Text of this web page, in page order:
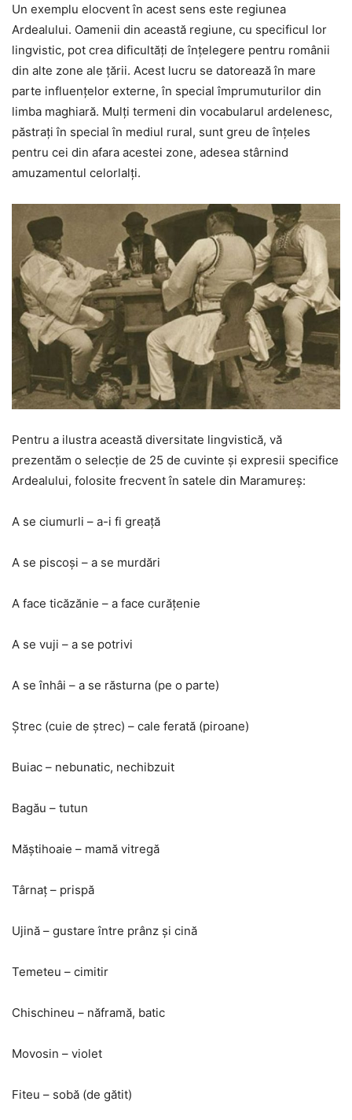
Un exemplu elocvent în acest sens este regiunea
Ardealului. Oamenii din această regiune, cu specificul lor
lingvistic, pot crea dificultăți de înțelegere pentru românii
din alte zone ale țării. Acest lucru se datorează în mare
parte influențelor externe, în special împrumuturilor din
limba maghiară. Mulți termeni din vocabularul ardelenesc,
păstrați în special în mediul rural, sunt greu de înțeles
pentru cei din afara acestei zone, adesea stârnind
amuzamentul celorlalți.
Pentru a ilustra această diversitate lingvistică, vă
prezentăm o selecție de 25 de cuvinte și expresii specifice
Ardealului, folosite frecvent în satele din Maramureș:
A se ciumurli – a-i fi greaţă
A se piscoşi – a se murdări
A face ticăzănie – a face curăţenie
A se vuji – a se potrivi
A se înhâi – a se răsturna (pe o parte)
Ştrec (cuie de ştrec) – cale ferată (piroane)
Buiac – nebunatic, nechibzuit
Bagău – tutun
Măştihoaie – mamă vitregă
Târnaţ – prispă
Ujină – gustare între prânz şi cină
Temeteu – cimitir
Chischineu – năframă, batic
Movosin – violet
Fiteu – sobă (de gătit)